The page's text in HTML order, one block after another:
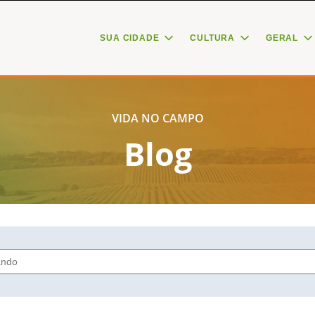
SUA CIDADE CULTURA GERAL
VIDA NO CAMPO
Blog